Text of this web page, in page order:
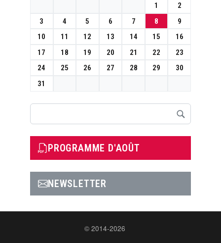
1
2
3
4 5 6 7 8
9
10
11 12 13 14 15
16
17
18 19 20 21 22
23
24
25 26 27 28 29
30
31
PROGRAMME D'AOÛT
NEWSLETTER
© 2014-2026